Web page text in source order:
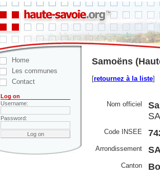
Home
Les communes
Contact
Log on
Username:
Password:
Samoëns
[retournez à la liste]
Nom officiel
Code INSEE
Arrondissement
Canton